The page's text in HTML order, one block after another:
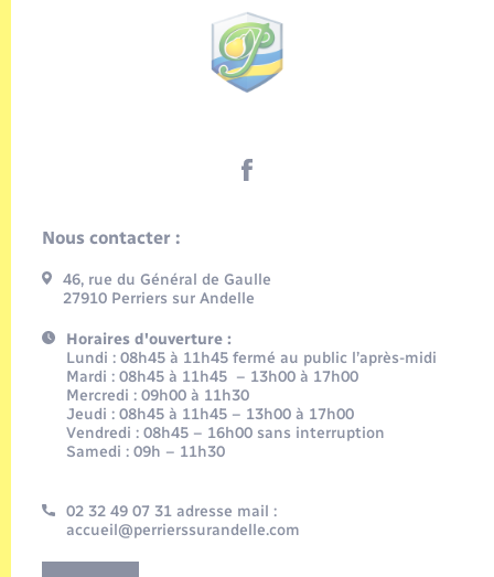
Nous contacter :
46, rue du Général de Gaulle
27910 Perriers sur Andelle
Horaires d'ouverture :
Lundi : 08h45 à 11h45 fermé au public l’après-midi
Mardi : 08h45 à 11h45 – 13h00 à 17h00
Mercredi : 09h00 à 11h30
Jeudi : 08h45 à 11h45 – 13h00 à 17h00
Vendredi : 08h45 – 16h00 sans interruption
Samedi : 09h – 11h30
02 32 49 07 31 adresse mail :
accueil@perrierssurandelle.com